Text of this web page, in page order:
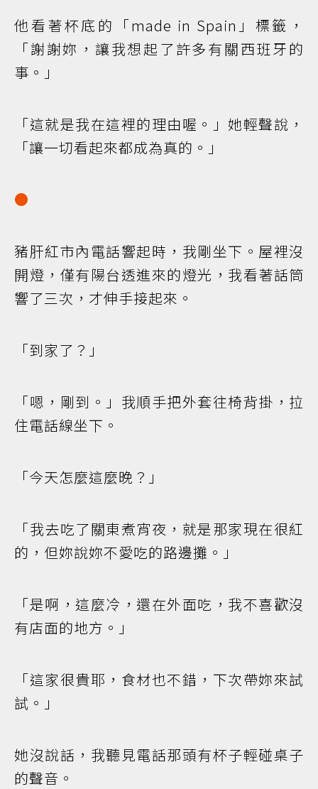
他看著杯底的「made in Spain」標籤，
「謝謝妳，讓我想起了許多有關西班牙的
事。」
「這就是我在這裡的理由喔。」她輕聲說，
「讓一切看起來都成為真的。」
●
豬肝紅市內電話響起時，我剛坐下。屋裡沒
開燈，僅有陽台透進來的燈光，我看著話筒
響了三次，才伸手接起來。
「到家了？」
「嗯，剛到。」我順手把外套往椅背掛，拉
住電話線坐下。
「今天怎麼這麼晚？」
「我去吃了關東煮宵夜，就是那家現在很紅
的，但妳說妳不愛吃的路邊攤。」
「是啊，這麼冷，還在外面吃，我不喜歡沒
有店面的地方。」
「這家很貴耶，食材也不錯，下次帶妳來試
試。」
她沒說話，我聽見電話那頭有杯子輕碰桌子
的聲音。